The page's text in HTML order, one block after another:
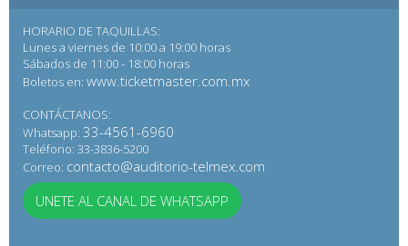
HORARIO DE TAQUILLAS:
Lunes a viernes de 10:00 a 19:00 horas
Sábados de 11:00 - 18:00 horas
Boletos en: www.ticketmaster.com.mx
CONTÁCTANOS:
Whatsapp: 33-4561-6960
Teléfono: 33-3836-5200
Correo: contacto@auditorio-telmex.com
UNETE AL CANAL DE WHATSAPP